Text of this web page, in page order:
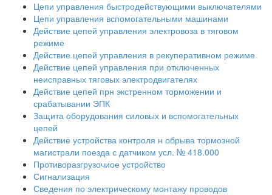
Цепи управления быстродействующими выключателями
Цепи управления вспомогательными машинами
Действие цепей управления электровоза в тяговом
режиме
Действие цепей управления в рекуперативном режиме
Действие цепей управления при отключенных
неисправных тяговых электродвигателях
Действие цепей прн экстренном торможении и
срабатывании ЭПК
Защита оборудования силовых и вспомогательных
цепей
Действие устройства контроля н обрыва тормозной
магистрали поезда с датчиком усл. № 418.000
Противоразгрузочиое устройство
Сигнализация
Сведения по электрическому монтажу проводов